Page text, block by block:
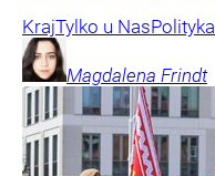
KrajTylko u NasPolityka
Magdalena Frindt